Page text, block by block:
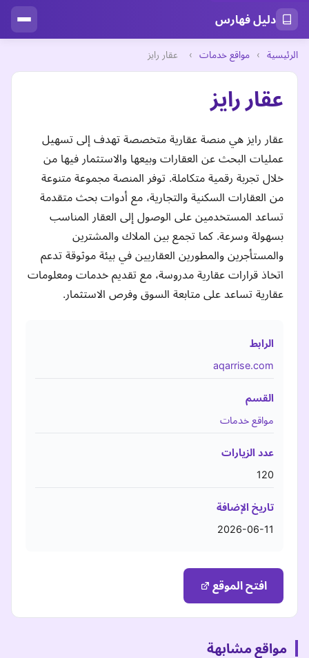
دليل فهارس
الرئيسية › مواقع خدمات › عقار رايز
عقار رايز
عقار رايز هي منصة عقارية متخصصة تهدف إلى تسهيل
عمليات البحث عن العقارات وبيعها والاستثمار فيها من
خلال تجربة رقمية متكاملة. توفر المنصة مجموعة متنوعة
من العقارات السكنية والتجارية، مع أدوات بحث متقدمة
تساعد المستخدمين على الوصول إلى العقار المناسب
بسهولة وسرعة. كما تجمع بين الملاك والمشترين
والمستأجرين والمطورين العقاريين في بيئة موثوقة تدعم
اتخاذ قرارات عقارية مدروسة، مع تقديم خدمات ومعلومات
عقارية تساعد على متابعة السوق وفرص الاستثمار.
الرابط
aqarrise.com
القسم
مواقع خدمات
عدد الزيارات
120
تاريخ الإضافة
2026-06-11
افتح الموقع
مواقع مشابهة